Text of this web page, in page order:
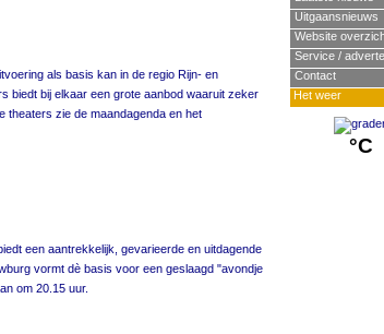
als basis kan in de regio Rijn- en
biedt bij elkaar een grote aanbod waaruit zeker
theaters zie de maandagenda en het
een aantrekkelijk, gevarieerde en uitdagende
vormt dè basis voor een geslaagd "avondje
om 20.15 uur.
Uitgaansnieuws
Website
Service /
Contact
Het weer
°C